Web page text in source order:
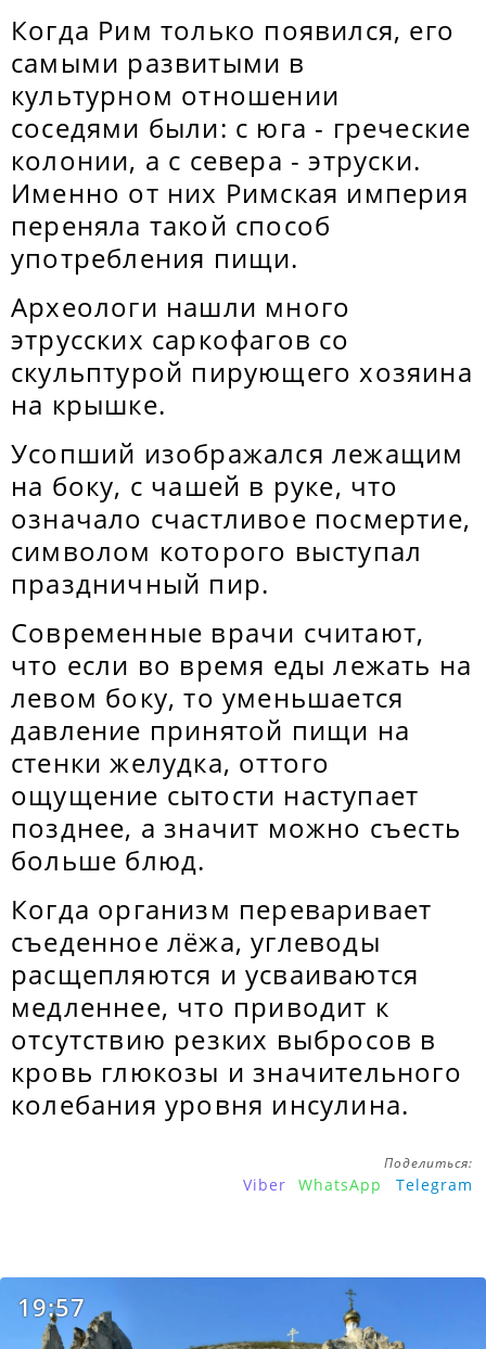
Когда Рим только появился, его
самыми развитыми в
культурном отношении
соседями были: с юга - греческие
колонии, а с севера - этруски.
Именно от них Римская империя
переняла такой способ
употребления пищи.
Археологи нашли много
этрусских саркофагов со
скульптурой пирующего хозяина
на крышке.
Усопший изображался лежащим
на боку, с чашей в руке, что
означало счастливое посмертие,
символом которого выступал
праздничный пир.
Современные врачи считают,
что если во время еды лежать на
левом боку, то уменьшается
давление принятой пищи на
стенки желудка, оттого
ощущение сытости наступает
позднее, а значит можно съесть
больше блюд.
Когда организм переваривает
съеденное лёжа, углеводы
расщепляются и усваиваются
медленнее, что приводит к
отсутствию резких выбросов в
кровь глюкозы и значительного
колебания уровня инсулина.
Поделиться:
Viber WhatsApp Telegram
19:57